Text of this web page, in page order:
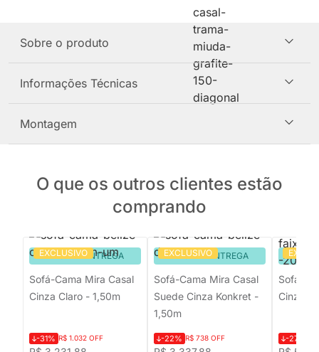
Sobre o produto
Informações Técnicas
Montagem
O que os outros clientes estão
comprando
EXCLUSIVO
PRONTA ENTREGA
Sofá-Cama Mira Casal
Cinza Claro - 1,50m
-31% R$ 1.032 OFF
EXCLUSIVO
PRONTA ENTREGA
Sofá-Cama Mira Casal
Suede Cinza Konkret -
1,50m
-22% R$ 738 OFF
Sofá-
Cinza
-27%